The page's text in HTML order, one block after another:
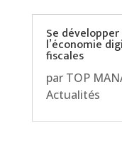
Se
l’économie
fiscales
par TOP
Actualités